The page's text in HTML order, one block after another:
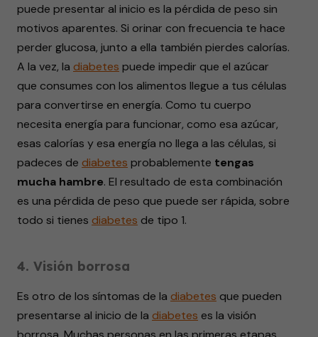
puede presentar al inicio es la pérdida de peso sin
motivos aparentes. Si orinar con frecuencia te hace
perder glucosa, junto a ella también pierdes calorías.
A la vez, la diabetes puede impedir que el azúcar
que consumes con los alimentos llegue a tus células
para convertirse en energía. Como tu cuerpo
necesita energía para funcionar, como esa azúcar,
esas calorías y esa energía no llega a las células, si
padeces de diabetes probablemente tengas
mucha hambre. El resultado de esta combinación
es una pérdida de peso que puede ser rápida, sobre
todo si tienes diabetes de tipo 1.
4. Visión borrosa
Es otro de los síntomas de la diabetes que pueden
presentarse al inicio de la diabetes es la visión